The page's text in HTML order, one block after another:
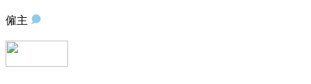
僱主